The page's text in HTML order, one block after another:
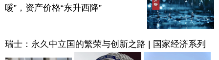
暖”，资产价格“东升西降”
瑞士：永久中立国的繁荣与创新之路 | 国家经济系列